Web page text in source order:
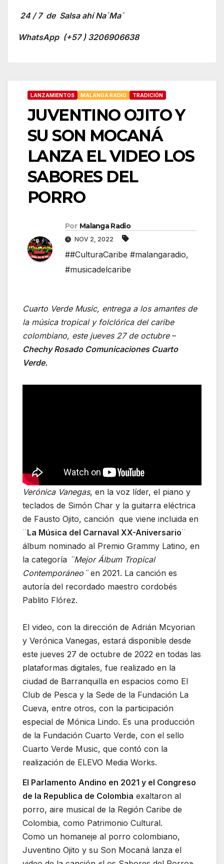
24 / 7 de Salsa ahí Na´Ma´
WhatsApp (+57 ) 3206906638
LANZAMIENTOS MALANGA RADIO TRADICIÓN
JUVENTINO OJITO Y
SU SON MOCANÁ
LANZA EL VIDEO LOS
SABORES DEL
PORRO
Por Malanga Radio
NOV 2, 2022
##CulturaCaribe #malangaradio,
#musicadelcaribe
Cuarto Verde Music, entrega a los amantes de
la música tropical y folclórica del caribe
colombiano, este jueves 27 de octubre–
Chechy Rosado Comunicaciones Cuarto
Verde.
Verónica Vanegas, en la voz líder, el piano y
teclados de Simón Char y la guitarra eléctrica
de Fausto Ojito, canción que viene incluida en
¨La Música del Carnaval XX-Aniversario¨
álbum nominado al Premio Grammy Latino, en
la categoría ¨Mejor Álbum Tropical
Contemporáneo¨ en 2021. La canción es
autoría del recordado maestro cordobés
Pablito Flórez.
El video, con la dirección de Adrián Mcyorian
y Verónica Vanegas, estará disponible desde
este jueves 27 de octubre de 2022 en todas las
plataformas digitales, fue realizado en la
ciudad de Barranquilla en espacios como El
Club de Pesca y la Sede de la Fundación La
Cueva, entre otros, con la participación
especial de Mónica Lindo. Es una producción
de la Fundación Cuarto Verde, con el sello
Cuarto Verde Music, que contó con la
realización de ELEVO Media Works.
El Parlamento Andino en 2021 y el Congreso
de la Republica de Colombia exaltaron al
porro, aire musical de la Región Caribe de
Colombia, como Patrimonio Cultural.
Como un homaneje al porro colombiano,
Juventino Ojito y su Son Mocaná lanza el